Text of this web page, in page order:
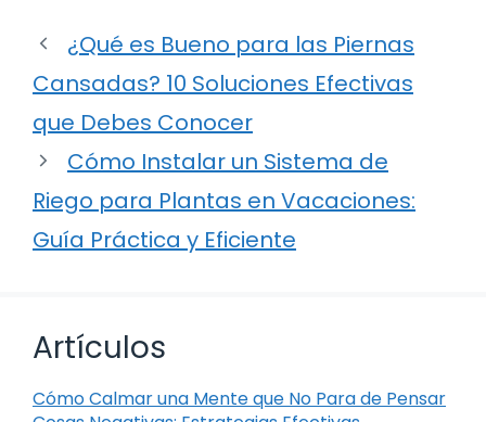
¿Qué es Bueno para las Piernas
Cansadas? 10 Soluciones Efectivas
que Debes Conocer
Cómo Instalar un Sistema de
Riego para Plantas en Vacaciones:
Guía Práctica y Eficiente
Artículos
Cómo Calmar una Mente que No Para de Pensar